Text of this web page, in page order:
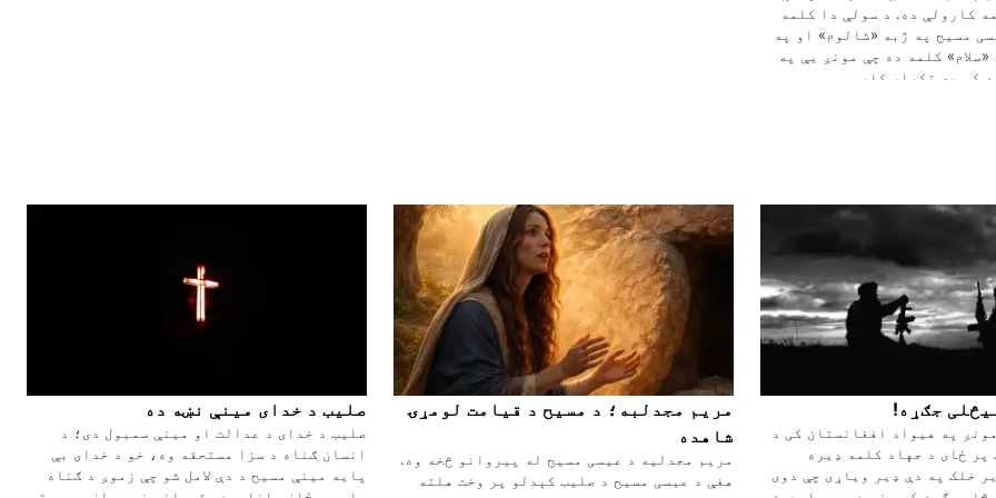
کارولې ده. د سولې دا کلمه
مسیح په ژبه «شالوم» او په
کلمه ده چې مونږ یې په
کې په تکرار کاروو.
جګړه!
په هیواد افغانستان کی د
پر ځای د جهاد کلمه ډیره
خلک په دې ډیر ویاړی چې دوی
مریم مجدلبه؛ د مسیح د قیامت لومړۍ
شاهده
مریم مجدلیه د عیسی مسیح له پیروانو څخه وه.
هغې د عیسی مسیح د صلیب کېدلو پر وخت هلته
صلیب د خدای مینې نښه ده
صلیب د خدای د عدالت او مینې سمبول دی؛ د
انسان ګناه د سزا مستحقه وه، خو د خدای بې
پایه مینې مسیح د دې لامل شو چې زموږ د ګناه